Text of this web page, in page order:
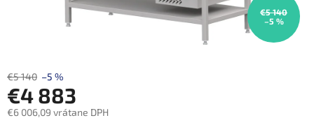
€5 140
–5 %
€5 140 –5 %
€4 883
€6 006,09 vrátane DPH